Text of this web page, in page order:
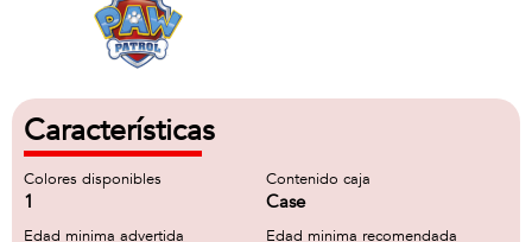
Características
Colores disponibles
1
Contenido caja
Case
Edad minima advertida Edad minima recomendada